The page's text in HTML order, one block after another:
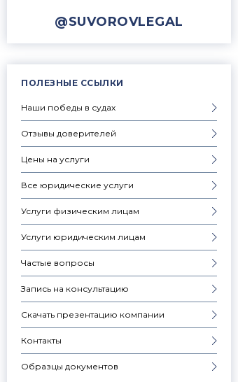
@SUVOROVLEGAL
ПОЛЕЗНЫЕ ССЫЛКИ
Наши победы в судах
Отзывы доверителей
Цены на услуги
Все юридические услуги
Услуги физическим лицам
Услуги юридическим лицам
Частые вопросы
Запись на консультацию
Скачать презентацию компании
Контакты
Образцы документов